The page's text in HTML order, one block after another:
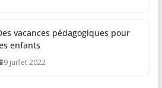
vacances pédagogiques pour
enfants
9 juillet 2022